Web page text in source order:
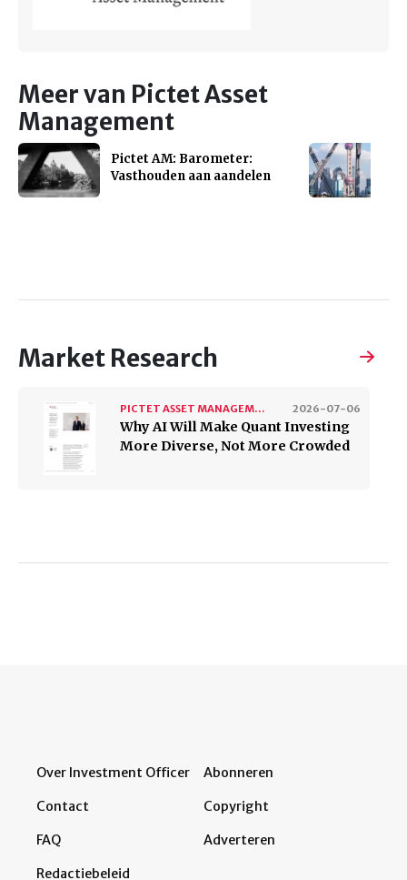
Meer van Pictet Asset
Management
Pictet AM: Barometer:
Vasthouden aan aandelen
Market Research
2026-07-06
PICTET ASSET MANAGEMENT
Why AI Will Make Quant Investing
More Diverse, Not More Crowded
Over Investment Officer
Contact
FAQ
Redactiebeleid
Abonneren
Copyright
Adverteren